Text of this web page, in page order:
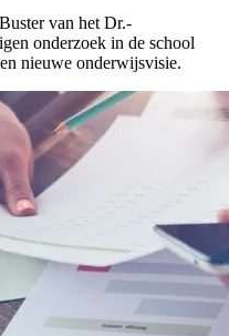
van het Dr.-
onderzoek in de school
nieuwe onderwijsvisie.